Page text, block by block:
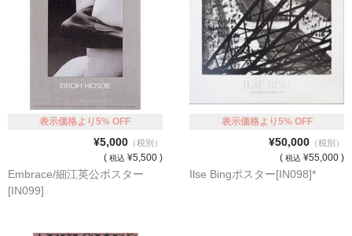
表示価格より5% OFF
¥5,000（税別）
( 税込 ¥5,500 )
Embrace/細江英公ポスター
[IN099]
表示価格より5% OFF
¥50,000（税別）
( 税込 ¥55,000 )
Ilse Bingポスター[IN098]*